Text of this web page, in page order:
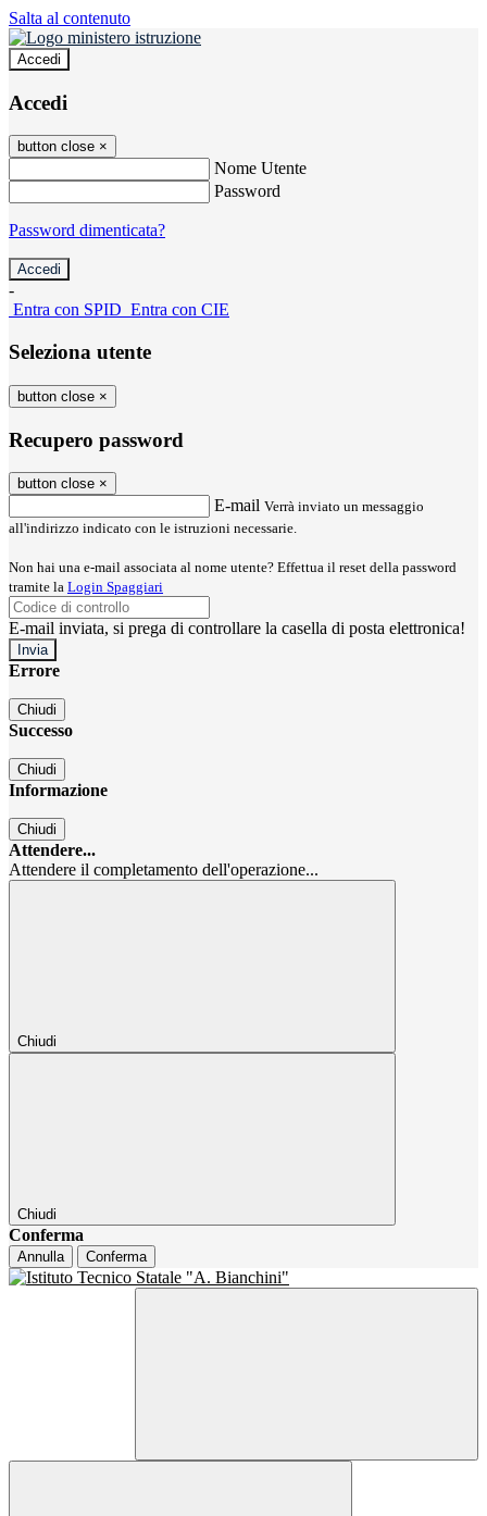
Salta al contenuto
Accedi
Accedi
button close ×
Nome Utente
Password
Password dimenticata?
-
Entra con SPID Entra con CIE
Seleziona utente
button close ×
Recupero password
button close ×
E-mail Verrà inviato un messaggio
all'indirizzo indicato con le istruzioni necessarie.
Non hai una e-mail associata al nome utente? Effettua il reset della password
tramite la Login Spaggiari
E-mail inviata, si prega di controllare la casella di posta elettronica!
Errore
Chiudi
Successo
Chiudi
Informazione
Chiudi
Attendere...
Attendere il completamento dell'operazione...
Chiudi
Chiudi
Conferma
Annulla Conferma